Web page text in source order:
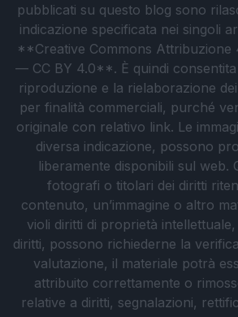
pubblicati su questo blog sono
indicazione specificata nei singoli
**Creative Commons Attribuzione
— CC BY 4.0**. È quindi
riproduzione e la rielaborazione
per finalità commerciali, purché
originale con relativo link. Le
diversa indicazione, possono
liberamente disponibili sul web.
fotografi o titolari dei diritti
contenuto, un’immagine o altro
violi diritti di proprietà
diritti, possono richiederne la
valutazione, il materiale potrà
attribuito correttamente o
relative a diritti, segnalazioni,